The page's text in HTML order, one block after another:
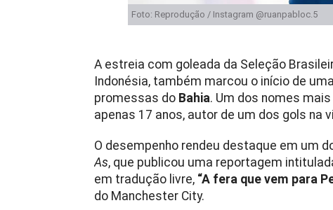
Foto: Reprodução / Instagram @ruanpabloc.5
A estreia com goleada da Seleção
Indonésia, também marcou o início de
promessas do Bahia. Um dos nomes
apenas 17 anos, autor de um dos gols na
O desempenho rendeu destaque em um
As, que publicou uma reportagem
em tradução livre, “A fera que vem para
do Manchester City.